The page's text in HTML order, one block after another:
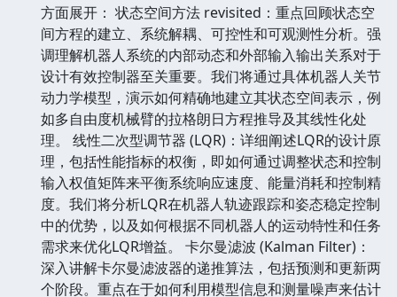
方面展开： 状态空间方法 revisited：重点回顾状态空
间方程的建立、系统解耦、可控性和可观测性分析。强
调理解机器人系统的内部动态和外部输入输出关系对于
设计有效控制器至关重要。我们将通过具体机器人关节
动力学模型，演示如何精确地建立其状态空间表示，例
如多自由度机械臂的拉格朗日方程推导及其线性化处
理。 线性二次型调节器 (LQR)：详细阐述LQR的设计原
理，包括性能指标的权衡，即如何通过调整状态和控制
输入权值矩阵来平衡系统响应速度、能量消耗和控制精
度。我们将分析LQR在机器人轨迹跟踪和姿态稳定控制
中的优势，以及如何根据不同机器人的运动特性和任务
需求来优化LQR增益。 卡尔曼滤波 (Kalman Filter)：
深入讲解卡尔曼滤波器的递推算法，包括预测和更新两
个阶段。重点在于如何利用模型信息和测量噪声来估计